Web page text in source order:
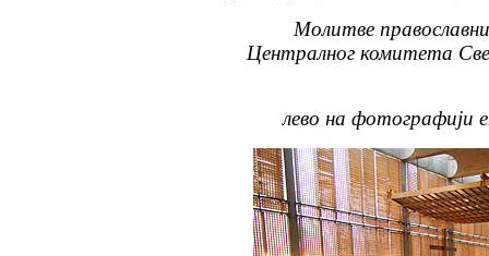
Молитве
Централног комитета
лево на фотографији